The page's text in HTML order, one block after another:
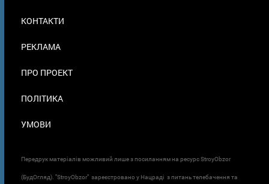
В
КОНТАКТИ
РЕКЛАМА
ПРО ПРОЕКТ
ПОЛІТИКА
УМОВИ
Передрук матеріалів можливий лише з посиланням на ресурс StroyObzor
(БудОгляд). "StroyObzor" зареєстровано у Нацраді з питань телебачення та